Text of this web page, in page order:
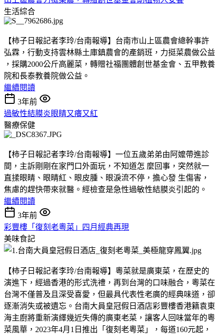
生活綜合
【柿子日報記者李玲/台南報導】台南市山上區農會總幹事許
弘霖，行動支持雲林縣土庫鎮農會的產銷班，力挺菜農做公益
，採購2000公斤高麗菜，轉贈社福團體創世基金會、五甲教養
院和長泰教養院做公益。
繼續閱讀
3年前
過敏性結膜炎眼睛又癢又紅
醫療保健
【柿子日報記者李玲/台南報導】一位五歲弟弟由阿嬤帶進診
間，主訴剛剛在家門口外面玩，不知道怎 麼回事，突然就一
直揉眼睛、眼睛紅、眼皮腫、眼淚流不停，擔心發 生傷害，
焦慮的趕快帶來就醫。經檢查是急性過敏性結膜炎引起的。
繼續閱讀
3年前
彩豐樓「復刻老粵菜」四月經典再現
美味食記
【柿子日報記者李玲/台南報導】粵菜就是廣東菜，在歷史的
演進下，經過香港的形式洗禮，再到台灣的口味融合，粵菜在
台灣不僅普及且深受喜愛，但最具代表性老廣的經典味道，卻
逐漸消失或被遺忘。台南大員皇冠假日酒店彩豐樓香港籍袁東
海主廚將重新演繹幾近失傳的廣東老菜，讓客人回味當年的粵
菜風華，2023年4月1日推出「復刻老粵菜」，每道160元起，